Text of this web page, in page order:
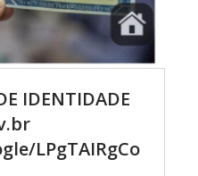
IDENTIDADE
LPgTAIRgCo